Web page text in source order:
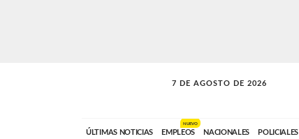
7 DE AGOSTO DE 2026
VITAMINAS
ÚLTIMAS NOTICIAS EMPLEOS
NUEVO
NACIONALES POLICIALES